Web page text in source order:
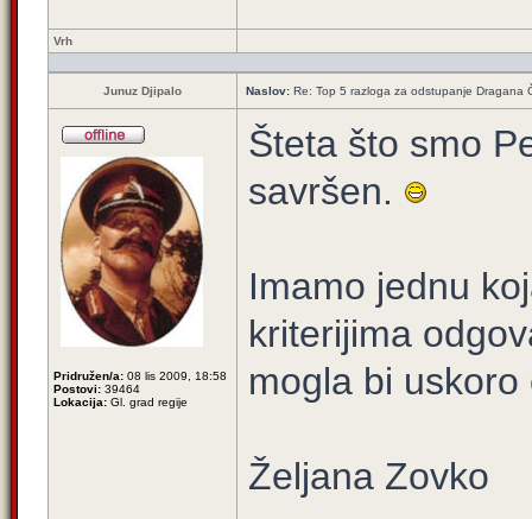
Vrh
Junuz Djipalo Naslov: Re: Top 5 razloga za odstupanje Dragana
Pridružen/a: 08 lis 2009, 18:58
Postovi: 39464
Lokacija: Gl. grad regije
Šteta što smo
savršen.
Imamo jednu
kriterijima
mogla bi
Željana Zovko